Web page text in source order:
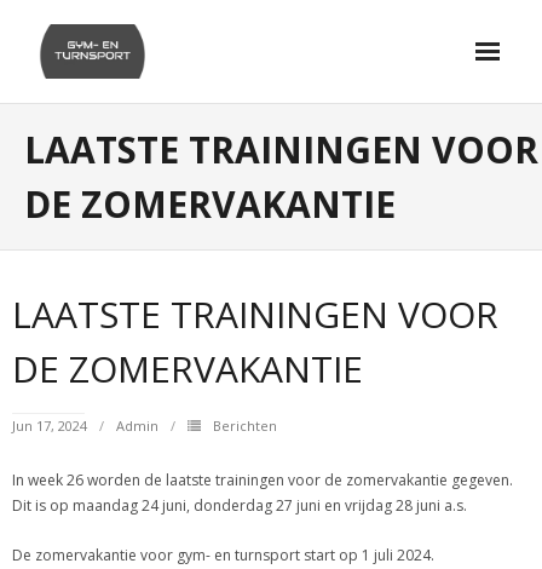
content
LAATSTE TRAININGEN VOOR
DE ZOMERVAKANTIE
LAATSTE TRAININGEN VOOR
DE ZOMERVAKANTIE
Jun 17, 2024 Admin Berichten
In week 26 worden de laatste trainingen voor de zomervakantie gegeven.
Dit is op maandag 24 juni, donderdag 27 juni en vrijdag 28 juni a.s.
De zomervakantie voor gym- en turnsport start op 1 juli 2024.